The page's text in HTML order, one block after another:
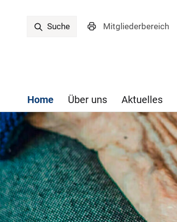
Suche Mitgliederbereich
Home Über uns Aktuelles